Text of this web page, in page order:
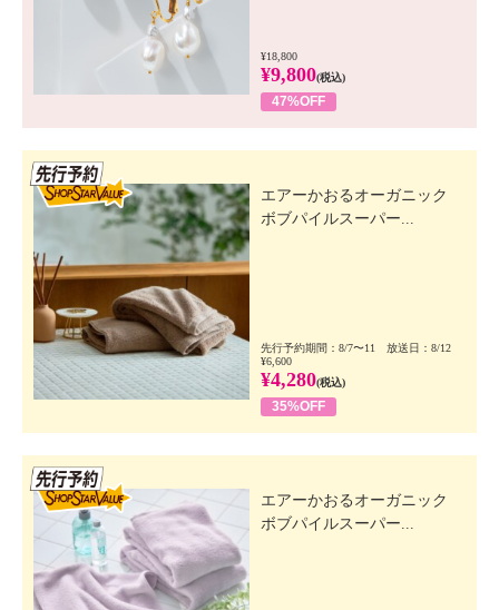
¥18,800
¥9,800(税込)
47%OFF
エアーかおるオーガニック
ボブパイルスーパー...
先行予約期間：8/7〜11 放送日：8/12
¥6,600
¥4,280(税込)
35%OFF
エアーかおるオーガニック
ボブパイルスーパー...